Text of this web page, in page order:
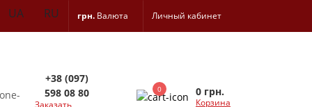
UA RU грн. Валюта Личный кабинет
+38 (097)
598 08 80
Заказать
0 0 грн.
Корзина